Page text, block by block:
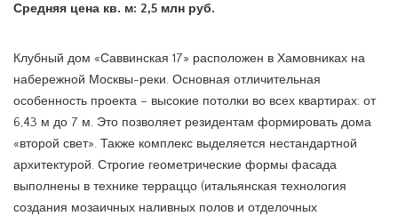
Средняя цена кв. м: 2,5 млн руб.
Клубный дом «Саввинская 17» расположен в Хамовниках на
набережной Москвы-реки. Основная отличительная
особенность проекта – высокие потолки во всех квартирах: от
6,43 м до 7 м. Это позволяет резидентам формировать дома
«второй свет». Также комплекс выделяется нестандартной
архитектурой. Строгие геометрические формы фасада
выполнены в технике терраццо (итальянская технология
создания мозаичных наливных полов и отделочных